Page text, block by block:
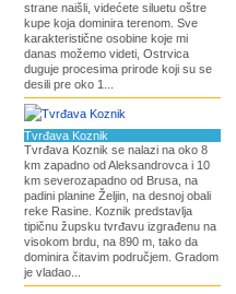
strane naišli, videćete siluetu oštre
kupe koja dominira terenom. Sve
karakteristične osobine koje mi
danas možemo videti, Ostrvica
duguje procesima prirode koji su se
desili pre oko 1...
Tvrđava Koznik
Tvrđava Koznik se nalazi na oko 8
km zapadno od Aleksandrovca i 10
km severozapadno od Brusa, na
padini planine Željin, na desnoj obali
reke Rasine. Koznik predstavlja
tipičnu župsku tvrđavu izgrađenu na
visokom brdu, na 890 m, tako da
dominira čitavim područjem. Gradom
je vladao...